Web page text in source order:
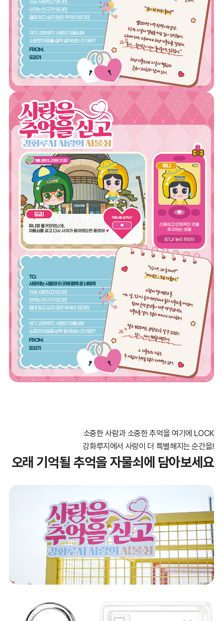
소중한 사람과 소중한 추억을 여기에 LOCK
강화루지에서 사랑이 더 특별해지는 순간을!
오래 기억될 추억을 자물쇠에 담아보세요